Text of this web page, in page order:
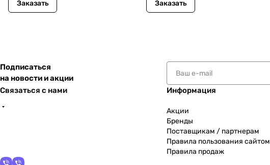
Заказать Заказать
Подписаться
на новости и акции
Связаться с нами
Информация
Акции
Бренды
Поставщикам / партнерам
Правила пользования сайтом
Правила продаж